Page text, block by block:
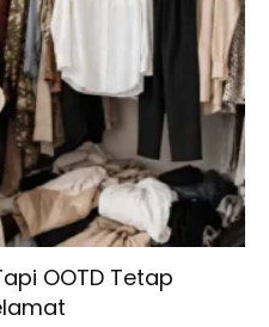
OOTD Tetap